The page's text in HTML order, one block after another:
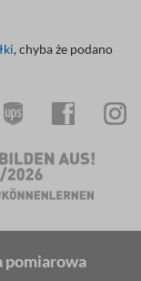
, chyba że podano
pomiarowa